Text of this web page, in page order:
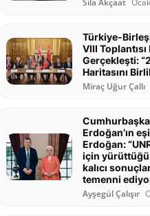
Sıla Akçaat
Türkiye-
VIII Toplantısı
Gerçekleşti:
Haritasını
Miraç Uğur Çallı
Erdoğan’ın
Erdoğan:
için yürüttüğü
kalıcı
temenni
Ayşegül Çalışır